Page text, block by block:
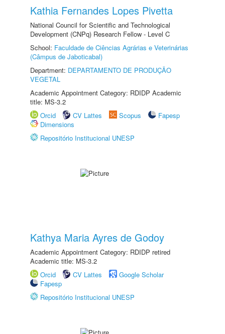
Kathia Fernandes Lopes Pivetta
National Council for Scientific and Technological
Development (CNPq) Research Fellow - Level C
School: Faculdade de Ciências Agrárias e Veterinárias
(Câmpus de Jaboticabal)
Department: DEPARTAMENTO DE PRODUÇÃO
VEGETAL
Academic Appointment Category: RDIDP Academic
title: MS-3.2
Orcid
CV Lattes Scopus
Fapesp
Dimensions
Repositório Institucional UNESP
Kathya Maria Ayres de Godoy
Academic Appointment Category: RDIDP retired
Academic title: MS-3.2
Orcid
CV Lattes
Google Scholar
Fapesp
Repositório Institucional UNESP